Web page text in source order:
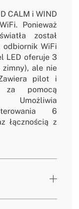
CALM i WIND
Ponieważ
został
odbiornik WiFi
LED oferuje 3
zimny), ale nie
pilot i
za pomocą
Umożliwia
6
łącznością z